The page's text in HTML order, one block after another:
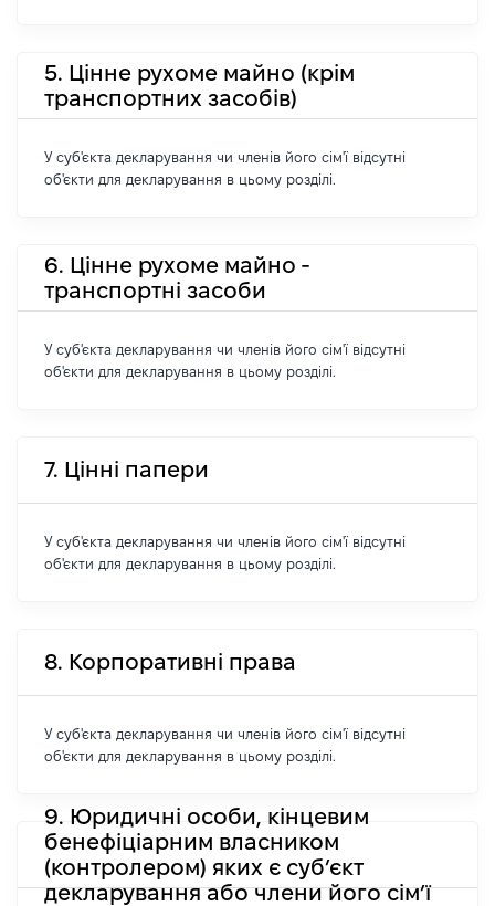
5. Цінне рухоме майно (крім
транспортних засобів)
У суб'єкта декларування чи членів його сім'ї відсутні
об'єкти для декларування в цьому розділі.
6. Цінне рухоме майно -
транспортні засоби
У суб'єкта декларування чи членів його сім'ї відсутні
об'єкти для декларування в цьому розділі.
7. Цінні папери
У суб'єкта декларування чи членів його сім'ї відсутні
об'єкти для декларування в цьому розділі.
8. Корпоративні права
У суб'єкта декларування чи членів його сім'ї відсутні
об'єкти для декларування в цьому розділі.
9. Юридичні особи, кінцевим
бенефіціарним власником
(контролером) яких є суб’єкт
декларування або члени його сім’ї